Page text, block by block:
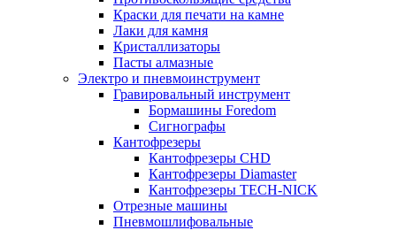
Краски для печати на камне
Лаки для камня
Кристаллизаторы
Пасты алмазные
Электро и пневмоинструмент
Гравировальный инструмент
Бормашины Foredom
Сигнографы
Кантофрезеры
Кантофрезеры CHD
Кантофрезеры Diamaster
Кантофрезеры TECH-NICK
Отрезные машины
Пневмошлифовальные